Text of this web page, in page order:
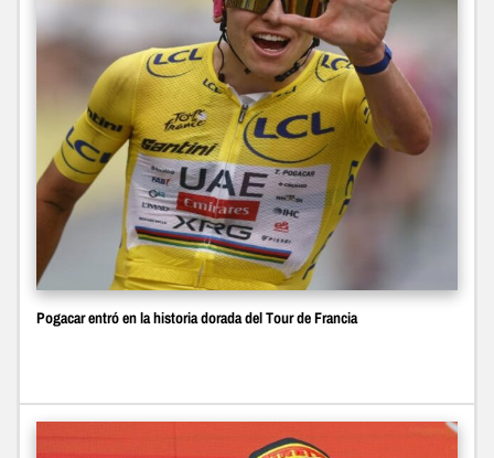
Pogacar entró en la historia dorada del Tour de Francia